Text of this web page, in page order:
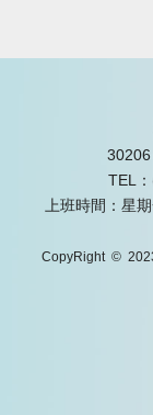
TEL
上班時間：星
CopyRight ©